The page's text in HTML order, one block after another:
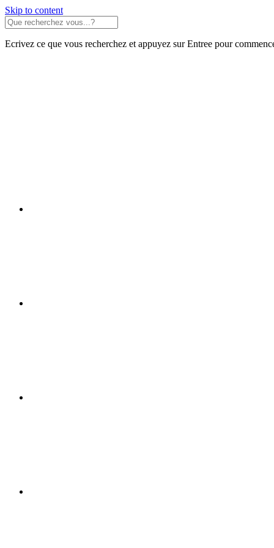
Skip to content
Ecrivez ce que vous recherchez et appuyez sur Entree pour